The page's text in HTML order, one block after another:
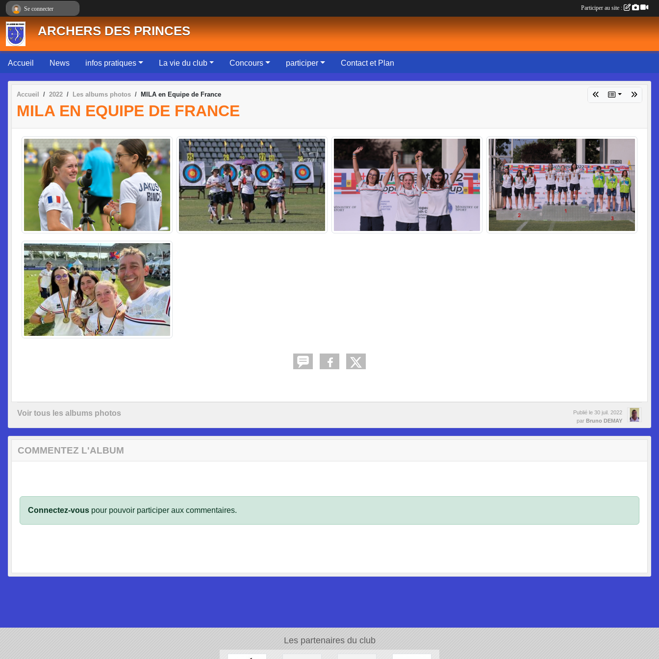
ARCHERS DES PRINCES
Accueil News infos pratiques La vie du club Concours participer Contact et Plan
Accueil 2022 Les albums photos MILA en Equipe de France
MILA EN EQUIPE DE FRANCE
Voir tous les albums photos Publié le 30 juil. 2022
par Bruno DEMAY
COMMENTEZ L'ALBUM
Connectez-vous pour pouvoir participer aux commentaires.
Les partenaires du club
Se connecter Participer au site :
Panneau de gestion des cookies